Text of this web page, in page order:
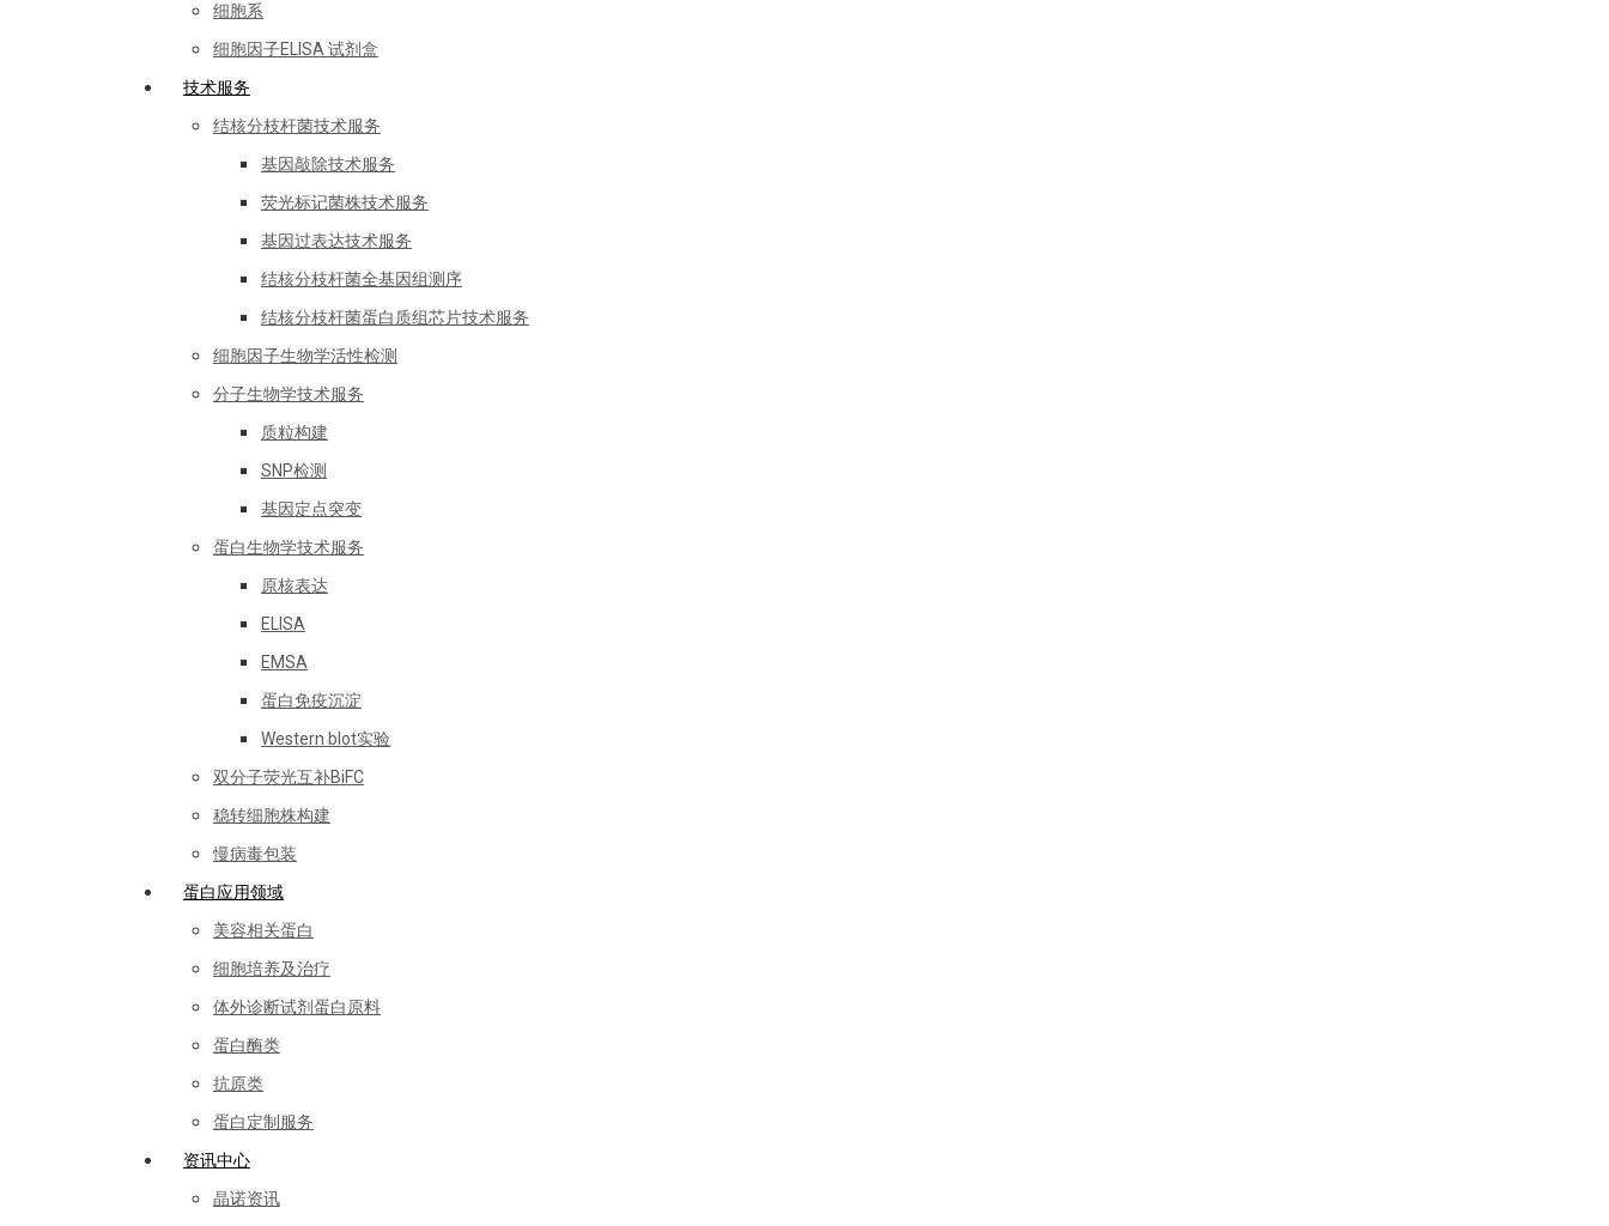
细胞系
细胞因子ELISA 试剂盒
技术服务
结核分枝杆菌技术服务
基因敲除技术服务
荧光标记菌株技术服务
基因过表达技术服务
结核分枝杆菌全基因组测序
结核分枝杆菌蛋白质组芯片技术服务
细胞因子生物学活性检测
分子生物学技术服务
质粒构建
SNP检测
基因定点突变
蛋白生物学技术服务
原核表达
ELISA
EMSA
蛋白免疫沉淀
Western blot实验
双分子荧光互补BiFC
稳转细胞株构建
慢病毒包装
蛋白应用领域
美容相关蛋白
细胞培养及治疗
体外诊断试剂蛋白原料
蛋白酶类
抗原类
蛋白定制服务
资讯中心
晶诺资讯